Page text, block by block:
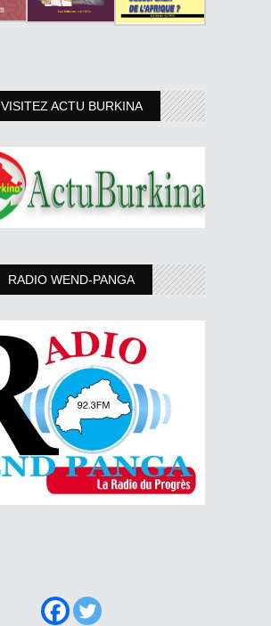
VISITEZ ACTU BURKINA
RADIO WEND-PANGA